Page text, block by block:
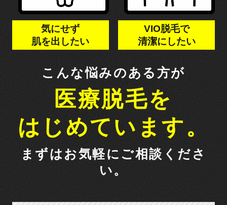
気にせず
肌を出したい
VIO脱毛で
清潔にしたい
こんな悩みのある方が
医療脱毛を
はじめています。
まずはお気軽にご相談くださ
い。